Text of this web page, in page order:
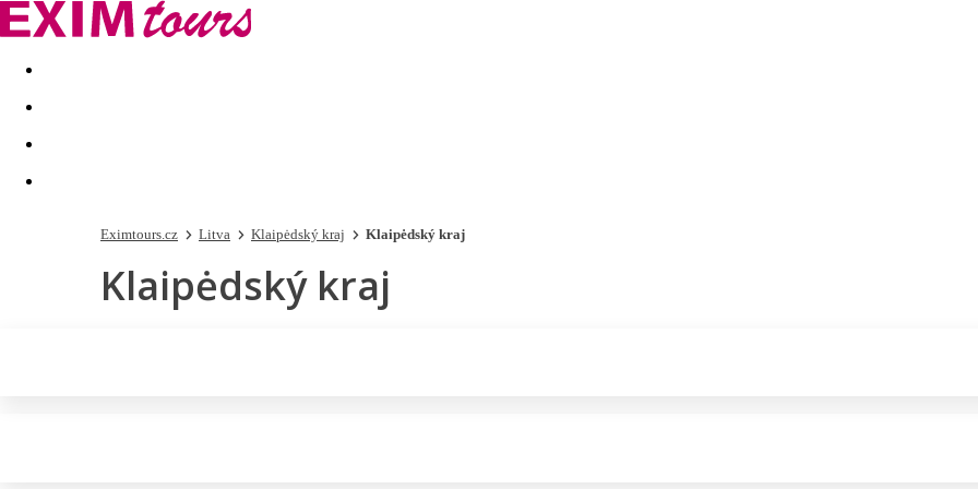
Akční nabídky Last minute
Eximtours.cz Litva Klaipėdský kraj Klaipėdský kraj
Klaipėdský kraj